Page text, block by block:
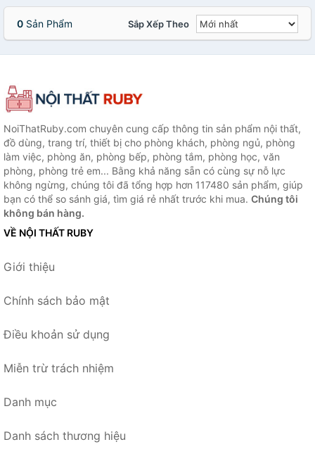
0 Sản Phẩm Sắp Xếp Theo
NoiThatRuby.com chuyên cung cấp thông tin sản phẩm nội thất,
đồ dùng, trang trí, thiết bị cho phòng khách, phòng ngủ, phòng
làm việc, phòng ăn, phòng bếp, phòng tắm, phòng học, văn
phòng, phòng trẻ em... Bằng khả năng sẵn có cùng sự nỗ lực
không ngừng, chúng tôi đã tổng hợp hơn 117480 sản phẩm, giúp
bạn có thể so sánh giá, tìm giá rẻ nhất trước khi mua. Chúng tôi
không bán hàng.
VỀ NỘI THẤT RUBY
Giới thiệu
Chính sách bảo mật
Điều khoản sử dụng
Miễn trừ trách nhiệm
Danh mục
Danh sách thương hiệu